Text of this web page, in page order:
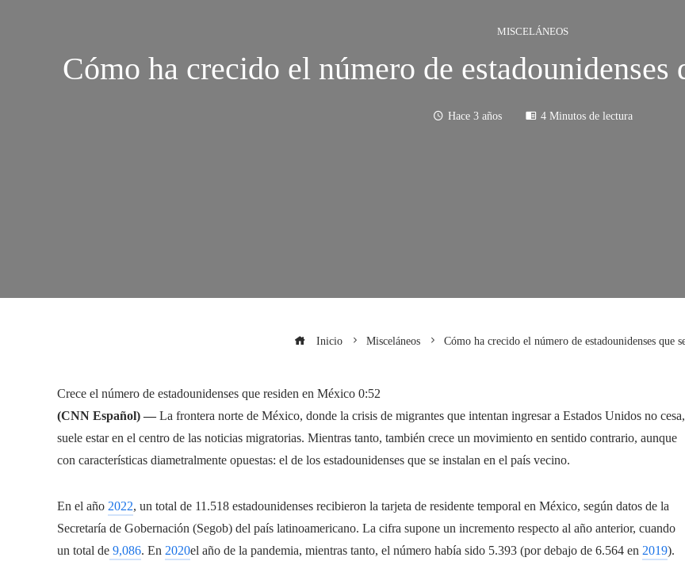
MISCELÁNEOS
Cómo ha crecido el número de
Hace 3 años 4 Minutos de lectura
Inicio Misceláneos Cómo ha crecido el número de estadounidenses que
Crece el número de estadounidenses que residen en México 0:52
(CNN Español) — La frontera norte de México, donde la crisis de migrantes que intentan ingresar a Estados Unidos no cesa,
suele estar en el centro de las noticias migratorias. Mientras tanto, también crece un movimiento en sentido contrario, aunque
con características diametralmente opuestas: el de los estadounidenses que se instalan en el país vecino.
En el año 2022, un total de 11.518 estadounidenses recibieron la tarjeta de residente temporal en México, según datos de la
Secretaría de Gobernación (Segob) del país latinoamericano. La cifra supone un incremento respecto al año anterior, cuando
un total de 9,086. En 2020el año de la pandemia, mientras tanto, el número había sido 5.393 (por debajo de 6.564 en 2019).